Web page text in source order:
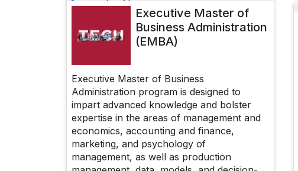
Executive Master of
Business Administration
(EMBA)
Executive Master of Business
Administration program is designed to
impart advanced knowledge and bolster
expertise in the areas of management and
economics, accounting and finance,
marketing, and psychology of
management, as well as production